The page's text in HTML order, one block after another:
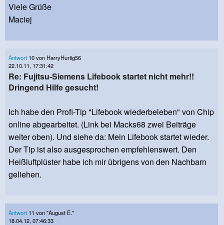
Viele Grüße
Maciej
Antwort 10 von HarryHurtig56
22.10.11, 17:31:42
Re: Fujitsu-Siemens Lifebook startet nicht mehr!!
Dringend Hilfe gesucht!
Ich habe den Profi-Tip "Lifebook wiederbeleben" von Chip
online abgearbeitet. (Link bei Macks68 zwei Beiträge
weiter oben). Und siehe da: Mein Lifebook startet wieder.
Der Tip ist also ausgesprochen empfehlenswert. Den
Heißluftplüster habe ich mir übrigens von den Nachbarn
geliehen.
Antwort 11 von "August E."
18.04.12, 07:46:33